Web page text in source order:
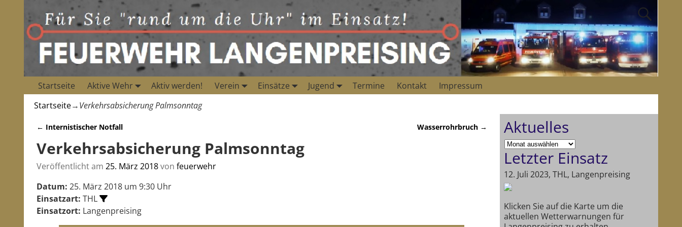
Startseite Aktive Wehr Aktiv werden! Verein Einsätze Jugend Termine Kontakt
Impressum
Startseite→Verkehrsabsicherung Palmsonntag
← Internistischer Notfall Wasserrohrbruch →
Verkehrsabsicherung Palmsonntag
Veröffentlicht am 25. März 2018von feuerwehr
Datum: 25. März 2018 um 9:30 Uhr
Einsatzart: THL
Einsatzort: Langenpreising
Aktuelles
Letzter Einsatz
12. Juli 2023, THL, Langenpreising
Klicken Sie auf die Karte um die
aktuellen Wetterwarnungen für